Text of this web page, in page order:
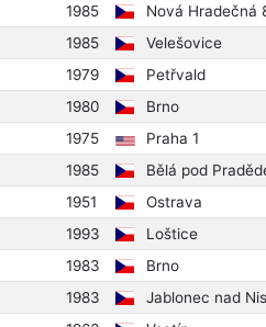
1985
Nová Hradečná
1985
Velešovice
1979
Petřvald
1980
Brno
1975
Praha 1
1985
Bělá pod
1951
Ostrava
1993
Loštice
1983
Brno
1983
Jablonec nad